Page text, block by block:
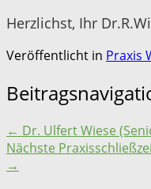
Herzlichst, Ihr
Veröffentlicht in Praxis
← Dr. Ulfert Wiese
Nächste
→